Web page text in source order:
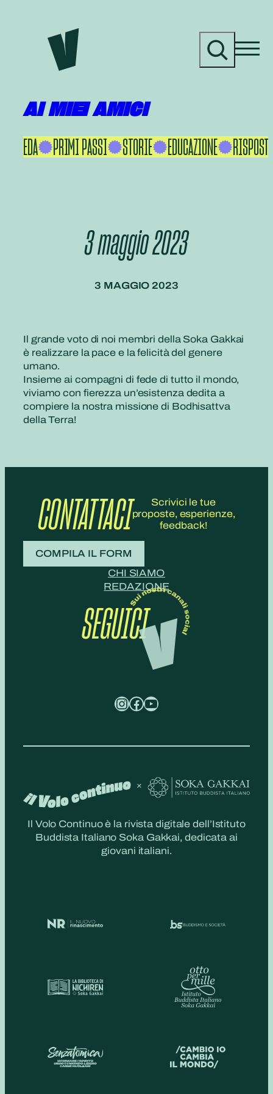
contenuto
r
AI MIEI AMICI
IKEDA PRIMI PASSI STORIE EDUCAZIONE
3 maggio 2023
3 MAGGIO 2023
Il grande voto di noi membri della Soka Gakkai
è realizzare la pace e la felicità del genere
umano.
Insieme ai compagni di fede di tutto il mondo,
viviamo con fierezza un’esistenza dedita a
compiere la nostra missione di Bodhisattva
della Terra!
CONTATTACI
Scrivici le tue
proposte, esperienze,
feedback!
COMPILA IL FORM
CHI SIAMO
REDAZIONE
SEGUICI
InstagramFacebook YouTube
Il Volo Continuo è la rivista digitale dell’Istituto
Buddista Italiano Soka Gakkai, dedicata ai
giovani italiani.